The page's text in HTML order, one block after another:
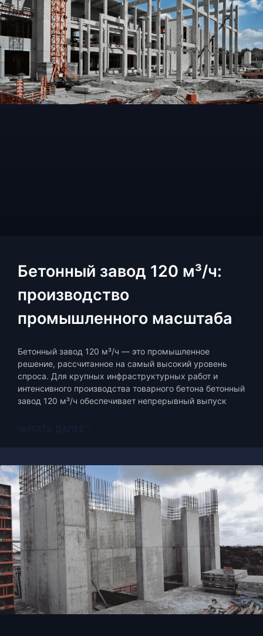
Бетонный завод 120 м³/ч:
производство
промышленного масштаба
Бетонный завод 120 м³/ч — это промышленное
решение, рассчитанное на самый высокий уровень
спроса. Для крупных инфраструктурных работ и
интенсивного производства товарного бетона бетонный
завод 120 м³/ч обеспечивает непрерывный выпуск